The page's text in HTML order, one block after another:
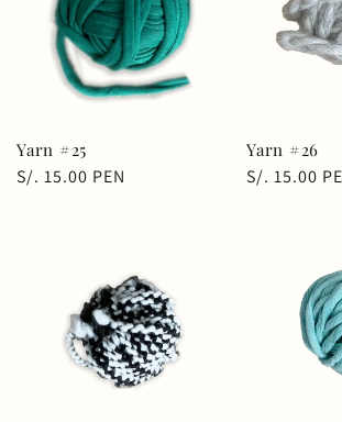
Yarn #25
Precio
S/. 15.00 PEN
Yarn #26
Precio
S/. 15.00